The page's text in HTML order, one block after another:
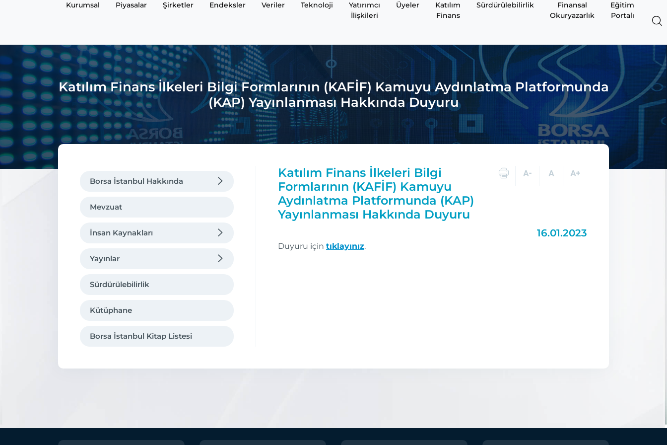
Kurumsal Piyasalar Şirketler Endeksler Veriler Teknoloji
Yatırımcı
İlişkileri
Üyeler
Katılım
Finans
Sürdürülebilirlik
Finansal
Okuryazarlık
Eğitim
Portalı
Katılım Finans İlkeleri Bilgi Formlarının (KAFİF) Kamuyu Aydınlatma Platformunda
(KAP) Yayınlanması Hakkında Duyuru
Borsa İstanbul Hakkında
Hukuki Çerçeve
Tarihsel Gelişmeler
İştirakler
Mevzuat
İnsan Kaynakları
Yayınlar
Sürdürülebilirlik
Kütüphane
Borsa İstanbul Kitap Listesi
Katılım Finans İlkeleri Bilgi
Formlarının (KAFİF) Kamuyu
Aydınlatma Platformunda (KAP)
Yayınlanması Hakkında Duyuru
16.01.2023
Duyuru için tıklayınız.